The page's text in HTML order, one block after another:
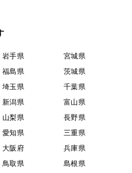
岩手県
宮城県
福島県
茨城県
埼玉県
千葉県
新潟県
富山県
山梨県
長野県
愛知県
三重県
大阪府
兵庫県
鳥取県 島根県